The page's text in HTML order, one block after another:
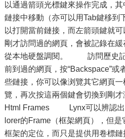
以通過箭頭光標鍵來操作完成，
鏈接中移動（亦可以用Tab鍵移到
以打開當前鏈接，而左箭頭鍵就可
剛才訪問過的網頁，會被記錄在
從本地硬盤調閱。 訪問歷史
前到過的網頁，按“Backspace”或
些鏈接，你可以像浏覽其它網頁
覽，再次按這兩個鍵會切換到
Html Frames Lynx可以辨認出
lorer的Frame（框架網頁），但
框架的定位，而只是提供用卷標